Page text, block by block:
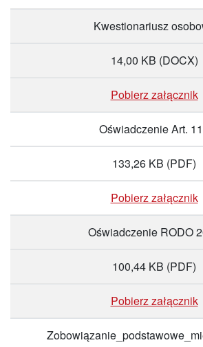
Kwestionariusz
14,00 KB (DOCX)
Pobierz załącznik
Oświadczenie Art.
133,26 KB (PDF)
Pobierz załącznik
Oświadczenie RODO
100,44 KB (PDF)
Pobierz załącznik